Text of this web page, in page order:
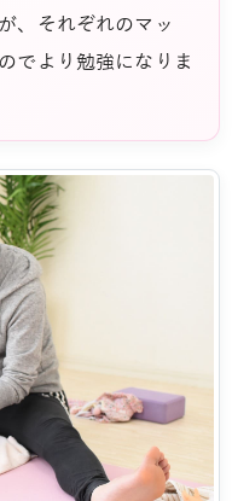
、それぞれのマッ
でより勉強になりま